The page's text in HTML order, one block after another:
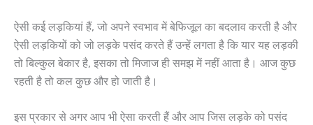
ऐसी कई लड़कियां हैं, जो अपने स्वभाव में बेफिजूल का बदलाव करती है और
ऐसी लड़कियों को जो लड़के पसंद करते हैं उन्हें लगता है कि यार यह लड़की
तो बिल्कुल बेकार है, इसका तो मिजाज ही समझ में नहीं आता है। आज कुछ
रहती है तो कल कुछ और हो जाती है।
इस प्रकार से अगर आप भी ऐसा करती हैं और आप जिस लड़के को पसंद